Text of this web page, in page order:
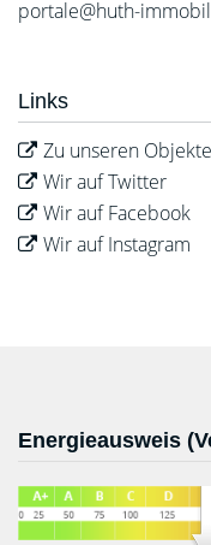
portale@huth-
Links
Zu unseren
Wir auf Twitter
Wir auf Facebook
Wir auf Instagram
Energieausweis